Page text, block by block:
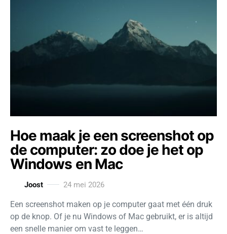
Hoe maak je een screenshot op
de computer: zo doe je het op
Windows en Mac
Joost 24 mei 2026
Een screenshot maken op je computer gaat met één druk
op de knop. Of je nu Windows of Mac gebruikt, er is altijd
een snelle manier om vast te leggen…